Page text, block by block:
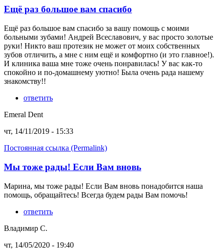
Ещё раз большое вам спасибо
Ещё раз большое вам спасибо за вашу помощь с моими
больными зубами! Андрей Всеславович, у вас просто золотые
руки! Никто ваш протезик не может от моих собственных
зубов отличить, а мне с ним ещё и комфортно (и это главное!).
И клиника ваша мне тоже очень понравилась! У вас как-то
спокойно и по-домашнему уютно! Была очень рада нашему
знакомству!!
ответить
Emeral Dent
чт, 14/11/2019 - 15:33
Постоянная ссылка (Permalink)
Мы тоже рады! Если Вам вновь
Марина, мы тоже рады! Если Вам вновь понадобится наша
помощь, обращайтесь! Всегда будем рады Вам помочь!
ответить
Владимир С.
чт, 14/05/2020 - 19:40